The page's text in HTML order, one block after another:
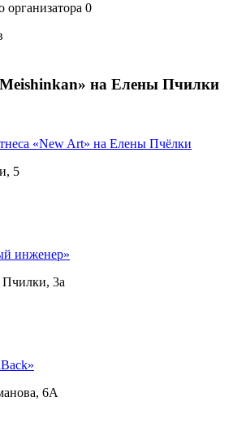
0
на Елены Пчилки
«New Art» на Елены Пчёлки
5
инженер»
3а
6А